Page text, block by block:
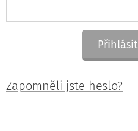
Přihlásit
Zapomněli jste heslo?